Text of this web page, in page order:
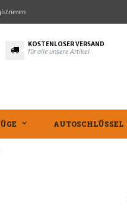
KOSTENLOSER VERSAND
für alle unsere Artikel
AUTOSCHLÜSSEL